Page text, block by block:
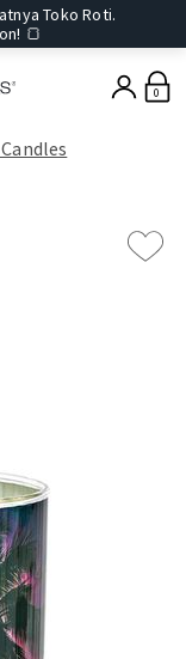
Toko Roti.
🍞
0